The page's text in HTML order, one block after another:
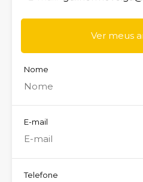
Ver meus
Nome
E-mail
Telefone